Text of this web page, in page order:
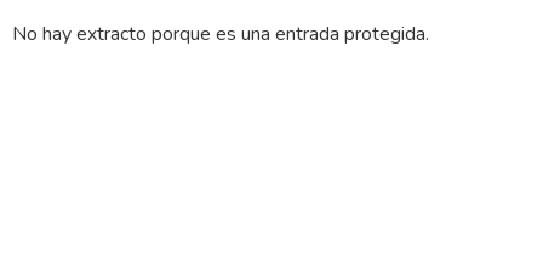
No hay extracto porque es una entrada protegida.